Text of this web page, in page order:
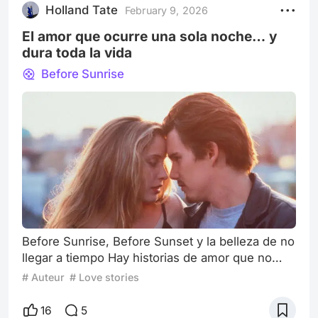
Holland Tate February 9, 2026
El amor que ocurre una sola noche… y
dura toda la vida
Before Sunrise
Before Sunrise, Before Sunset y la belleza de no
llegar a tiempo Hay historias de amor que no
intentan convencernos de nada.No prometen
ocurren. Y quizá por eso duelen tanto. La
# Auteur # Love stories
16 5